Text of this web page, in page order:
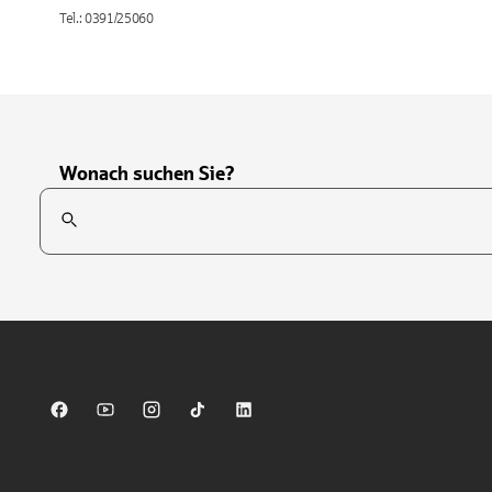
Tel.: 0391/25060
Wonach suchen Sie?
Suchfeld
Sparkasse auf Facebook
Sparkasse auf Youtube
Sparkasse auf Instagram
Sparkasse auf TikTok
Sparkasse auf LinkedIn